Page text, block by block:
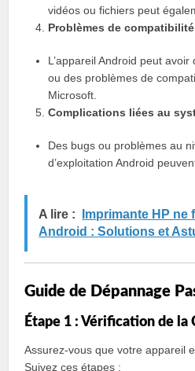
vidéos ou fichiers peut
Problèmes de compatibilité
L’appareil Android peut
ou des problèmes de
Microsoft.
Complications liées au
Des bugs ou problèmes au
d’exploitation Android
A lire :
Imprimante HP
Android : Solutions et
Guide de Dépannage
Étape 1 : Vérification de
Assurez-vous que votre appareil
Suivez ces étapes :